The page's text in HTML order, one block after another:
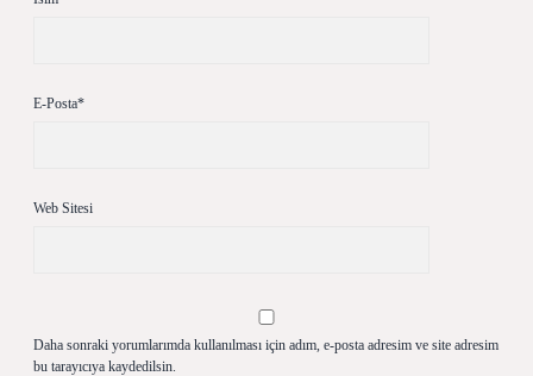
E-Posta*
Web Sitesi
Daha sonraki yorumlarımda kullanılması için adım, e-posta adresim ve site adresim
bu tarayıcıya kaydedilsin.